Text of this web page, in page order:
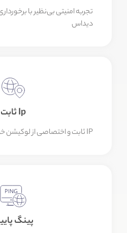
تجربه امنیتی بی‌نظیر با
دیداس
Ip ثابت
IP ثابت و اختصاصی از لوکیشن خریداری شده
پینگ